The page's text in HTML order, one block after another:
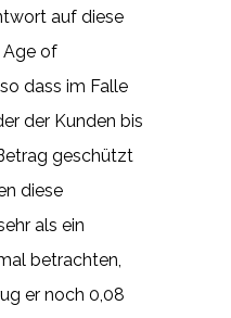
auf diese
Age of
dass im Falle
der Kunden bis
geschützt
diese
als ein
betrachten,
er noch 0,08